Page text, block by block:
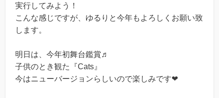
実行してみよう！
こんな感じですが、ゆるりと今年もよろしくお願い致
します。
明日は、今年初舞台鑑賞♬
子供のとき観た『Cats』
今はニューバージョンらしいので楽しみです❤︎